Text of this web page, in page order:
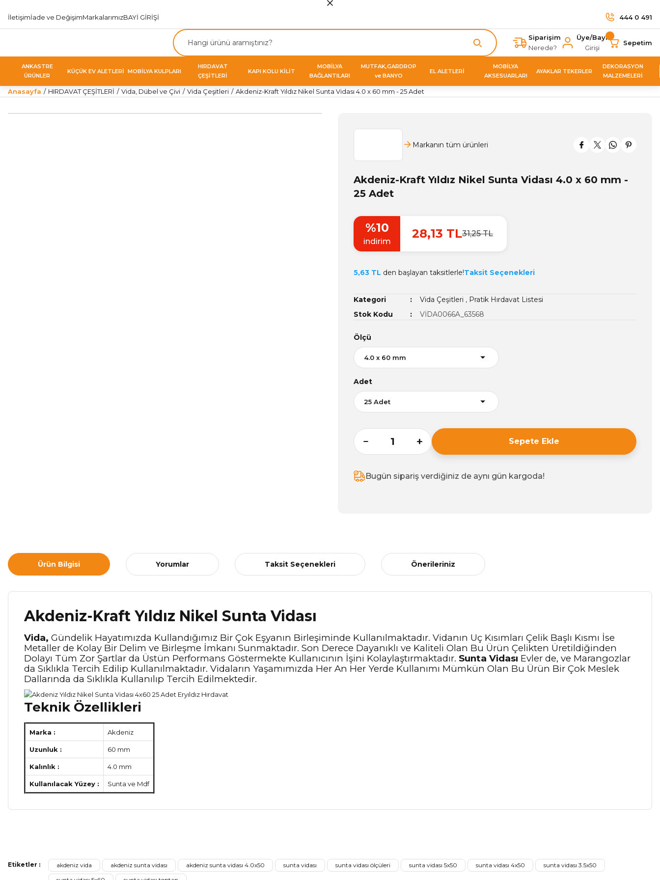
İletişimİade ve DeğişimMarkalarımızBAYİ GİRİŞİ 444 0 491
Siparişim
Nerede?
Üye/Bayi
Girişi
Sepetim
ANKASTRE
ÜRÜNLER
KÜÇÜK EV ALETLERİ MOBİLYA KULPLARI
HIRDAVAT
ÇEŞİTLERİ
KAPI KOLU KİLİT
MOBİLYA
BAĞLANTILARI
MUTFAK,GARDROP
ve BANYO
EL ALETLERİ
MOBİLYA
AKSESUARLARI
AYAKLAR TEKERLER
DEKORASYON
MALZEMELERİ
Anasayfa HIRDAVAT ÇEŞİTLERİ Vida, Dübel ve Çivi Vida Çeşitleri Akdeniz-Kraft Yıldız Nikel Sunta Vidası 4.0 x 60 mm - 25 Adet
Markanın tüm ürünleri
Akdeniz-Kraft Yıldız Nikel Sunta Vidası 4.0 x 60 mm -
25 Adet
%10
indirim
28,13 TL31,25 TL
5,63 TL den başlayan taksitlerle!Taksit Seçenekleri
Kategori Vida Çeşitleri , Pratik Hırdavat Listesi
Stok Kodu
VİDA0066A_63568
Ölçü
Adet
Sepete Ekle
Bugün sipariş verdiğiniz de aynı gün kargoda!
Ürün Bilgisi Yorumlar Taksit Seçenekleri Önerileriniz
Akdeniz-Kraft Yıldız Nikel Sunta Vidası
Vida, Gündelik Hayatımızda Kullandığımız Bir Çok Eşyanın Birleşiminde Kullanılmaktadır. Vidanın Uç Kısımları Çelik Başlı Kısmı İse
Metaller de Kolay Bir Delim ve Birleşme İmkanı Sunmaktadır. Son Derece Dayanıklı ve Kaliteli Olan Bu Ürün Çelikten Üretildiğinden
Dolayı Tüm Zor Şartlar da Üstün Performans Göstermekte Kullanıcının İşini Kolaylaştırmaktadır. Sunta Vidası Evler de, ve Marangozlar
da Sıklıkla Tercih Edilip Kullanılmaktadır. Vidaların Yaşamımızda Her An Her Yerde Kullanımı Mümkün Olan Bu Ürün Bir Çok Meslek
Dallarında da Sıklıkla Kullanılıp Tercih Edilmektedir.
Teknik Özellikleri
Marka : Akdeniz
Uzunluk : 60 mm
Kalınlık : 4.0 mm
Kullanılacak Yüzey : Sunta ve Mdf
Ürün resmi kalitesiz, bozuk veya görüntülenemiyor.
Etiketler : akdeniz vida akdeniz sunta vidası akdeniz sunta vidası 4.0x50 sunta vidası sunta vidası ölçüleri sunta vidası 5x50 sunta vidası 4x50
sunta vidası 3.5x50